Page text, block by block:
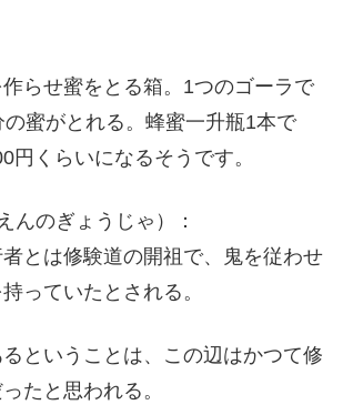
らせ蜜をとる箱。1つのゴーラで
蜜がとれる。蜂蜜一升瓶1本で
円くらいになるそうです。
んのぎょうじゃ）：
とは修験道の開祖で、鬼を従わせ
っていたとされる。
ということは、この辺はかつて修
たと思われる。